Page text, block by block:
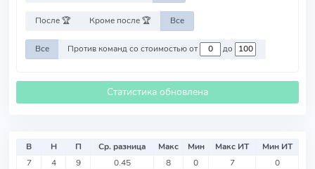
После 🏆 Кроме после 🏆 Все
Все Против команд со стоимостью от до
Статистика обновлена
В Н П Ср. разница Макс Мин Макс ИТ
Мин ИТ
7
4 9 0.45 8 0 7 0